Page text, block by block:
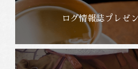
ログ情報誌プレゼ